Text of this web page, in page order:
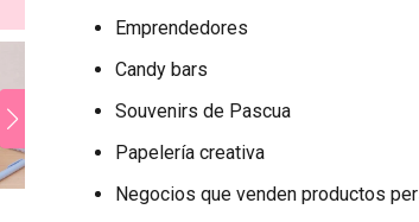
Emprendedores
Candy bars
Souvenirs de Pascua
Papelería creativa
Negocios que venden productos